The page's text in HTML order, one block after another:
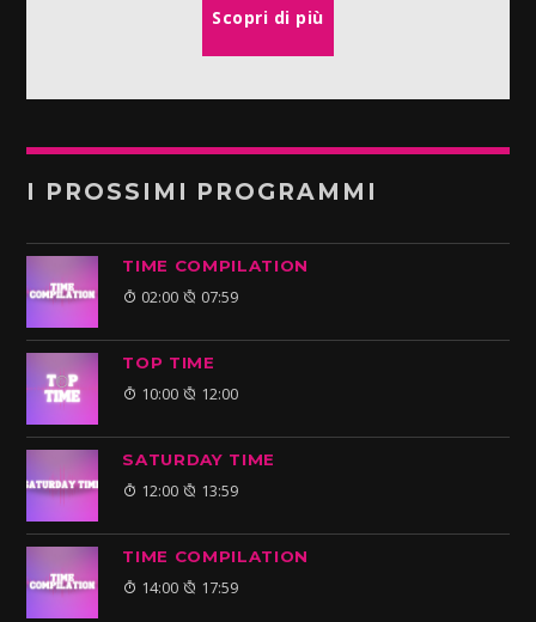
Scopri di più
I PROSSIMI PROGRAMMI
TIME COMPILATION
02:00 07:59
TOP TIME
10:00 12:00
SATURDAY TIME
12:00 13:59
TIME COMPILATION
14:00 17:59